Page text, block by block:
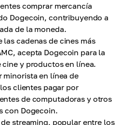
comprar mercancía
Dogecoin, contribuyendo a
de la moneda.
las cadenas de cines más
acepta Dogecoin para la
y productos en línea.
minorista en línea de
clientes pagar por
de computadoras y otros
con Dogecoin.
streaming, popular entre los